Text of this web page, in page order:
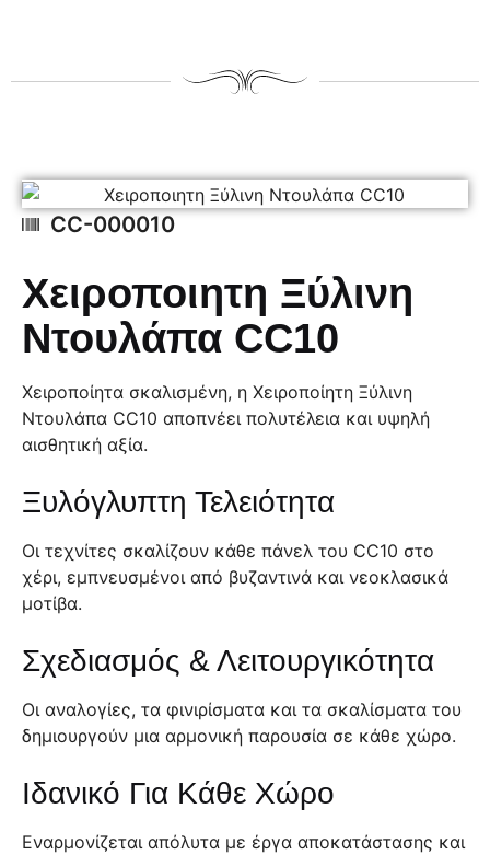
CC-000010
Χειροποιητη Ξύλινη
Ντουλάπα CC10
Χειροποίητα σκαλισμένη, η Χειροποίητη Ξύλινη
Ντουλάπα CC10 αποπνέει πολυτέλεια και υψηλή
αισθητική αξία.
Ξυλόγλυπτη Τελειότητα
Οι τεχνίτες σκαλίζουν κάθε πάνελ του CC10 στο
χέρι, εμπνευσμένοι από βυζαντινά και νεοκλασικά
μοτίβα.
Σχεδιασμός & Λειτουργικότητα
Οι αναλογίες, τα φινιρίσματα και τα σκαλίσματα του
δημιουργούν μια αρμονική παρουσία σε κάθε χώρο.
Ιδανικό Για Κάθε Χώρο
Εναρμονίζεται απόλυτα με έργα αποκατάστασης και